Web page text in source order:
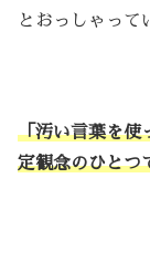
とおっしゃって
「汚い言葉を使
定観念のひとつ